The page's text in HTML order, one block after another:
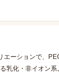
ーションで、
乳化・非イオン